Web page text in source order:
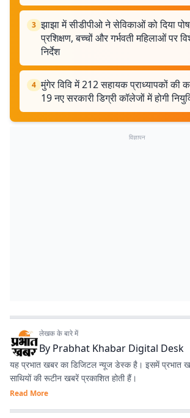
3 झाझा में सीडीपीओ ने सेविकाओं को दिया
प्रशिक्षण, बच्चों और गर्भवती महिलाओं पर
निर्देश
4 मुंगेर विवि में 212 सहायक प्राध्यापकों की
19 नए सरकारी डिग्री कॉलेजों में होगी
विज्ञापन
लेखक के बारे में
By Prabhat Khabar Digital Desk
यह प्रभात खबर का डिजिटल न्यूज डेस्क है। इसमें प्रभात
साथियों की रूटीन खबरें प्रकाशित होती हैं।
Read More